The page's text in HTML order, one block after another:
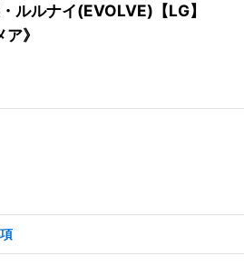
ルルナイ(EVOLVE)【LG】
》